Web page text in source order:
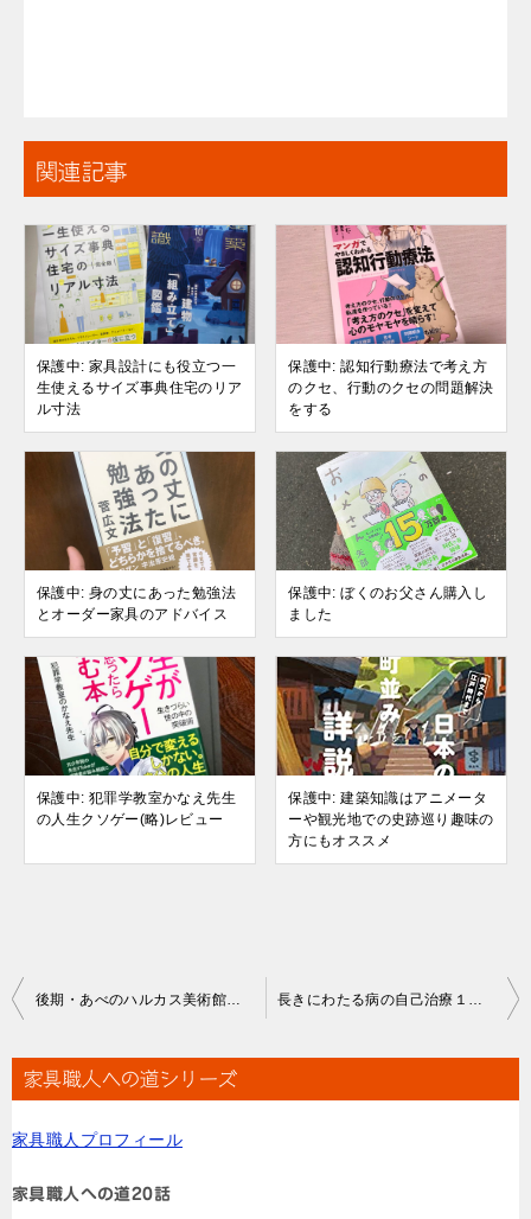
関連記事
保護中: 家具設計にも役立つ一
生使えるサイズ事典住宅のリア
ル寸法
保護中: 認知行動療法で考え方
のクセ、行動のクセの問題解決
をする
保護中: 身の丈にあった勉強法
とオーダー家具のアドバイス
保護中: ぼくのお父さん購入し
ました
保護中: 犯罪学教室かなえ先生
の人生クソゲー(略)レビュー
保護中: 建築知識はアニメータ
ーや観光地での史跡巡り趣味の
方にもオススメ
投
ナ
ゲ
ー
後期・あべのハルカス美術館広重展に没入 長きにわたる病の自己治療１ヶ月経過・今後のサンプルに情報配信検討中
家具職人への道シリーズ
家具職人プロフィール
家具職人への道20話